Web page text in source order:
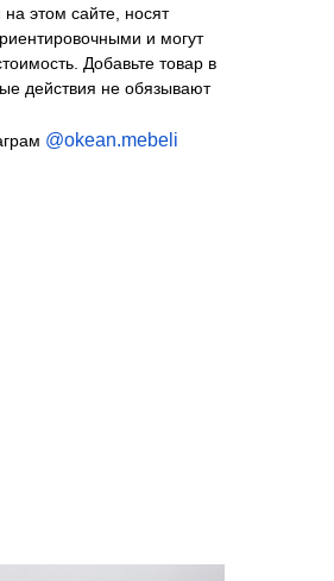
этом сайте, носят
и могут
Добавьте товар в
действия не обязывают
@okean.mebeli